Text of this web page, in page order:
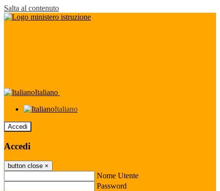
Salta al contenuto
Italiano
Italiano
Accedi
Accedi
button close ×
Nome Utente
Password